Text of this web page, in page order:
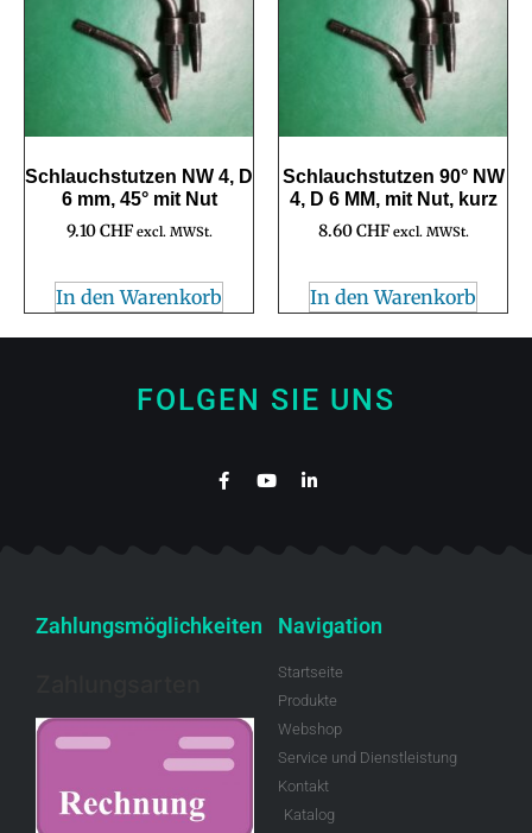
Schlauchstutzen NW 4, D
6 mm, 45° mit Nut
9.10CHF excl. MWSt.
In den Warenkorb
Schlauchstutzen 90° NW
4, D 6 MM, mit Nut, kurz
8.60CHF excl. MWSt.
In den Warenkorb
FOLGEN SIE UNS
Zahlungsmöglichkeiten Navigation
Startseite
Produkte
Webshop
Service und Dienstleistung
Kontakt
Katalog